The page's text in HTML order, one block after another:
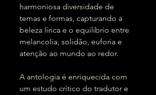
harmoniosa diversidade de
temas e formas, capturando a
beleza lírica e o equilíbrio entre
melancolia, solidão, euforia e
atenção ao mundo ao redor.
A antologia é enriquecida com
um estudo crítico do tradutor e